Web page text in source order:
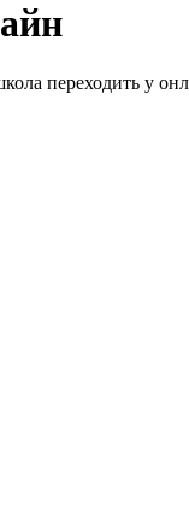
переходить у